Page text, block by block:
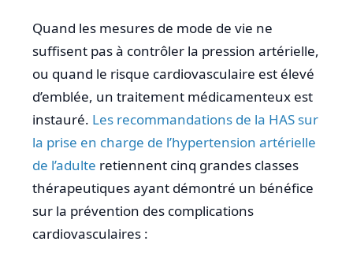
Quand les mesures de mode de vie ne
suffisent pas à contrôler la pression artérielle,
ou quand le risque cardiovasculaire est élevé
d’emblée, un traitement médicamenteux est
instauré. Les recommandations de la HAS sur
la prise en charge de l’hypertension artérielle
de l’adulte retiennent cinq grandes classes
thérapeutiques ayant démontré un bénéfice
sur la prévention des complications
cardiovasculaires :